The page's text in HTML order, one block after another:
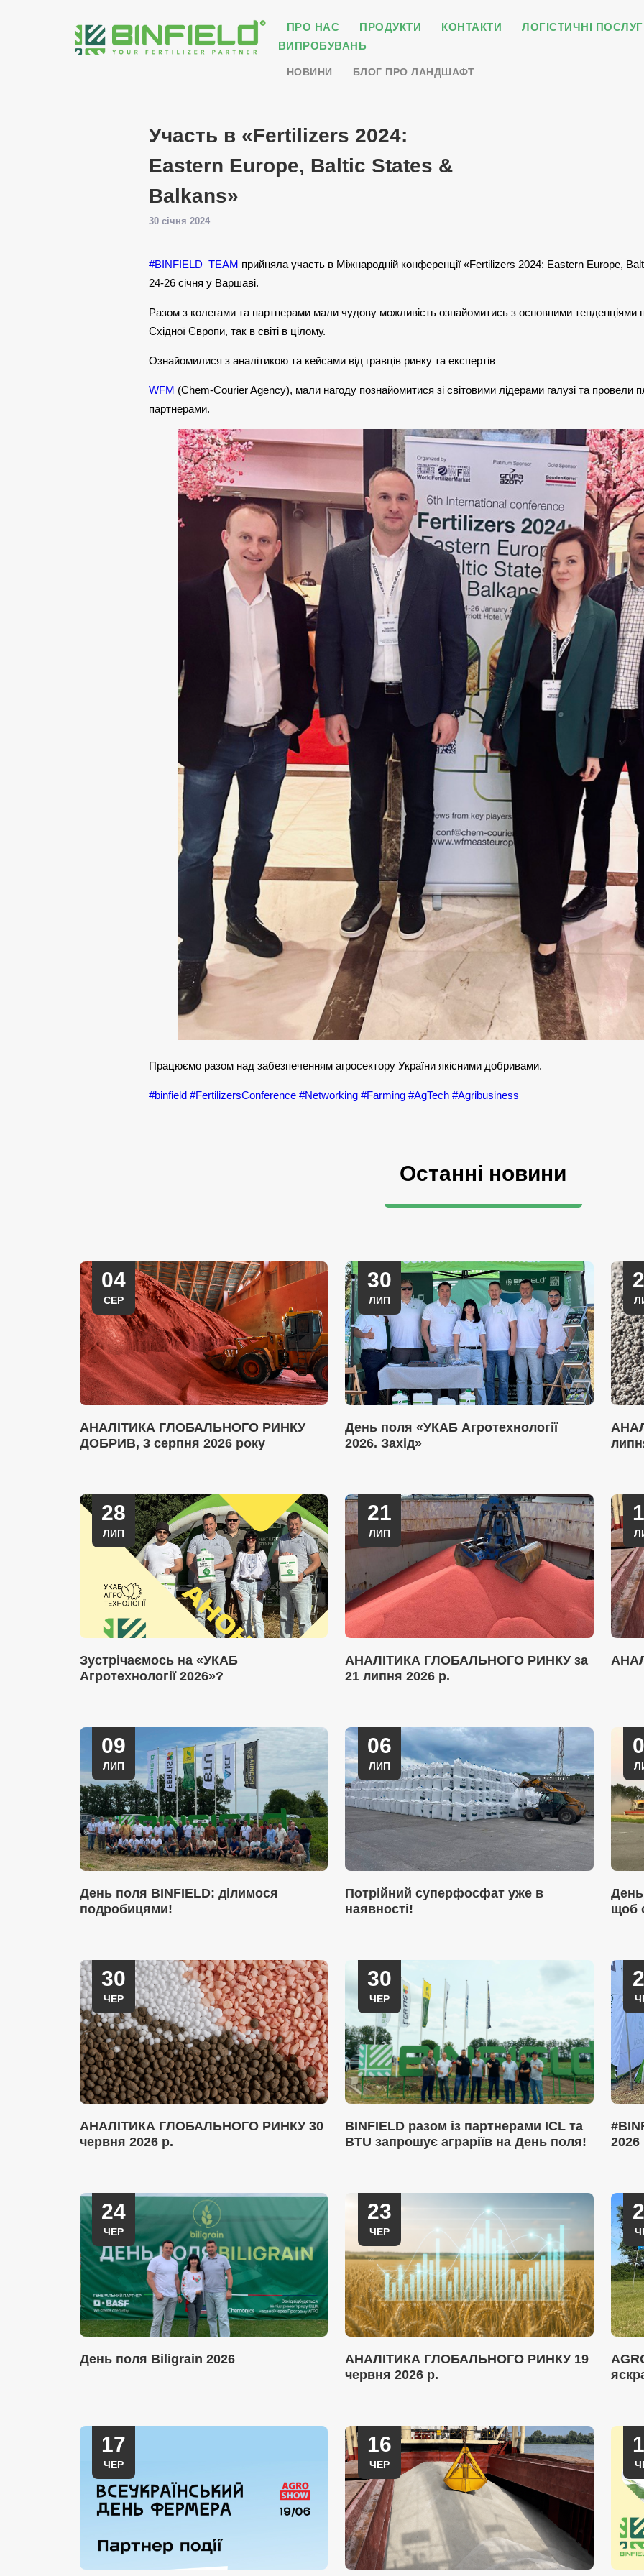
ПРО НАС ПРОДУКТИ КОНТАКТИ
ЛОГІСТИЧНІ
ВИПРОБУВАНЬ
НОВИНИ БЛОГ ПРО ЛАНДШАФТ
Участь в «Fertilizers 2024:
Eastern Europe, Baltic States &
Balkans»
30 січня 2024
#BINFIELD_TEAM прийняла участь в Міжнародній конференції «Fertilizers 2024: Eastern Europe,
24-26 січня у Варшаві.
Разом з колегами та партнерами мали чудову можливість ознайомитись з основними тенденціями
Східної Європи, так в світі в цілому.
Ознайомилися з аналітикою та кейсами від гравців ринку та експертів
WFM (Chem-Courier Agency), мали нагоду познайомитися зі світовими лідерами галузі та провели
партнерами.
Працюємо разом над забезпеченням агросектору України якісними добривами.
#binfield #FertilizersConference #Networking #Farming #AgTech #Agribusiness
Останні новини
04
СЕР
АНАЛІТИКА ГЛОБАЛЬНОГО РИНКУ
ДОБРИВ, 3 серпня 2026 року
30
ЛИП
День поля «УКАБ Агротехнології
2026. Захід»
28
ЛИП
Зустрічаємось на «УКАБ
Агротехнології 2026»?
21
ЛИП
АНАЛІТИКА ГЛОБАЛЬНОГО РИНКУ за
21 липня 2026 р.
09
ЛИП
День поля BINFIELD: ділимося
подробицями!
06
ЛИП
Потрійний суперфосфат уже в
наявності!
День
щоб
30
ЧЕР
АНАЛІТИКА ГЛОБАЛЬНОГО РИНКУ 30
червня 2026 р.
30
ЧЕР
BINFIELD разом із партнерами ICL та
BTU запрошує аграріїв на День поля!
2026
24
ЧЕР
День поля Biligrain 2026
23
ЧЕР
АНАЛІТИКА ГЛОБАЛЬНОГО РИНКУ 19
червня 2026 р.
17
ЧЕР
16
ЧЕР